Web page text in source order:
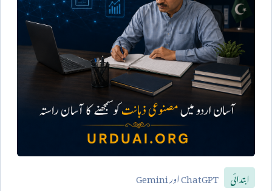
ابتدائی ChatGPTاورGemini